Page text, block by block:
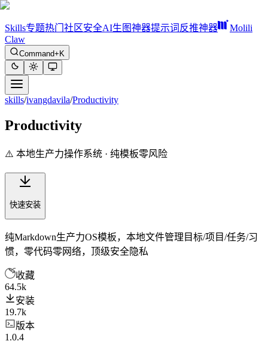
Skills专题热门 社区安全AI生图神器提示词反推神器
Molili
Claw
Command+K
skills/ivangdavila/Productivity
Productivity
⚠️ 本地生产力操作系统 · 纯模板零风险
快速安装
纯Markdown生产力OS模板，本地文件管理目标/项目/任务/习
惯，零代码零网络，顶级安全隐私
收藏
64.5k
安装
19.7k
版本
1.0.4